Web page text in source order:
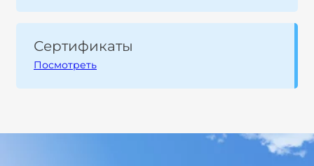
Сертификаты
Посмотреть